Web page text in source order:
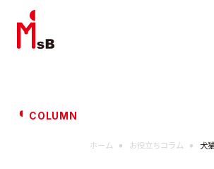
COLUMN
ホーム お役立ちコラム